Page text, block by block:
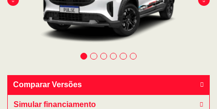
Comparar Versões
Simular financiamento